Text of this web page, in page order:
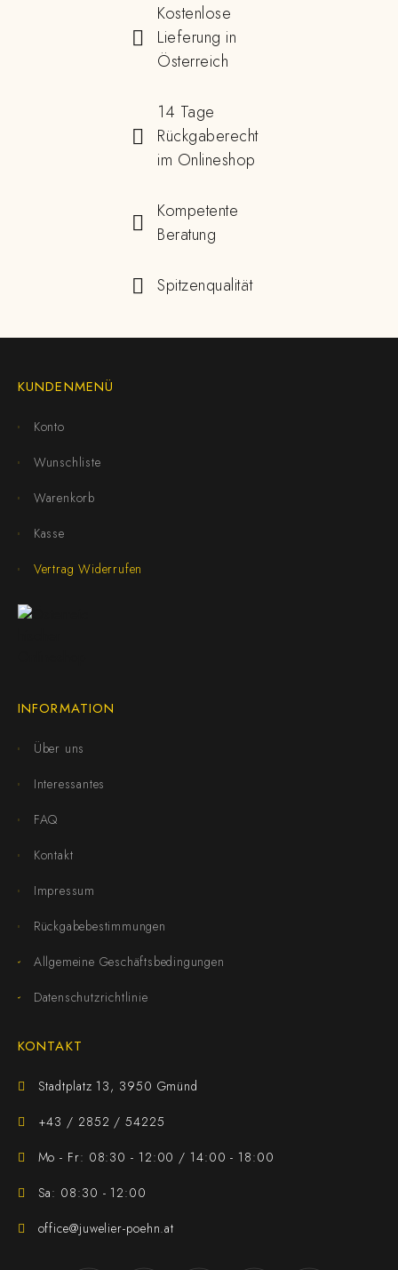
Kostenlose
Lieferung in
Österreich
14 Tage
Rückgaberecht
im Onlineshop
Kompetente
Beratung
Spitzenqualität
KUNDENMENÜ
Konto
Wunschliste
Warenkorb
Kasse
Vertrag Widerrufen
INFORMATION
Über uns
Interessantes
FAQ
Kontakt
Impressum
Rückgabebestimmungen
Allgemeine Geschäftsbedingungen
Datenschutzrichtlinie
KONTAKT
Stadtplatz 13, 3950 Gmünd
+43 / 2852 / 54225
Mo - Fr: 08:30 - 12:00 / 14:00 - 18:00
Sa: 08:30 - 12:00
office@juwelier-poehn.at